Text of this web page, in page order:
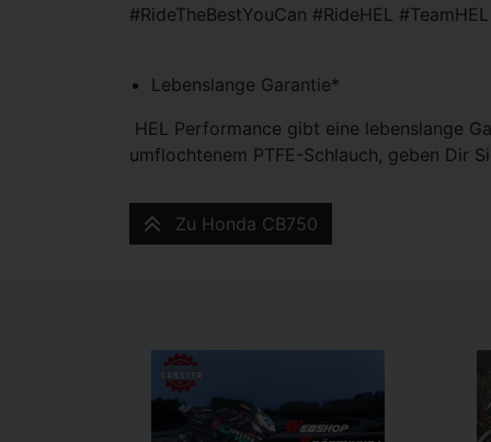
#RideTheBestYouCan #RideHEL #TeamHEL
Lebenslange Garantie*
HEL Performance gibt eine lebenslange
umflochtenem PTFE-Schlauch, geben Dir
Zu Honda CB750